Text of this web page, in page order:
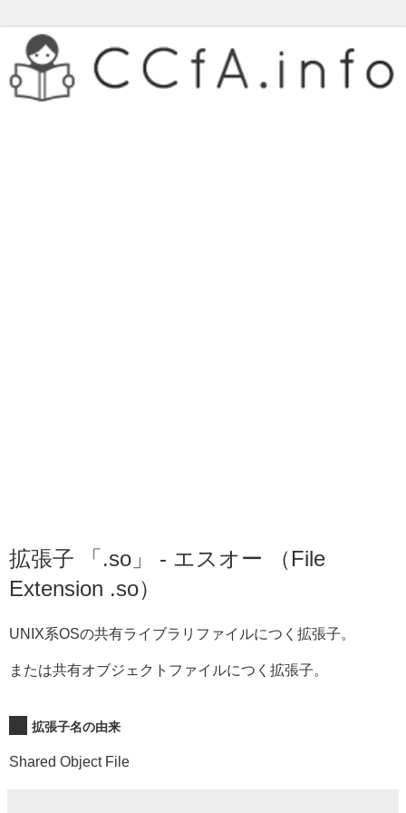
拡張子 「.so」 - エスオー （File
Extension .so）
UNIX系OSの共有ライブラリファイルにつく拡張子。
または共有オブジェクトファイルにつく拡張子。
拡張子名の由来
Shared Object File